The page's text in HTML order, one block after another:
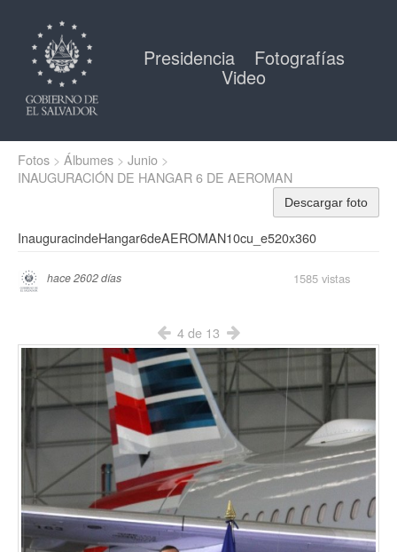
Presidencia Fotografías
Video
Fotos Álbumes
Junio
INAUGURACIÓN DE HANGAR 6 DE AEROMAN
Descargar foto
InauguracindeHangar6deAEROMAN10cu_e520x360
1585 vistas
hace 2602 días
4 de 13